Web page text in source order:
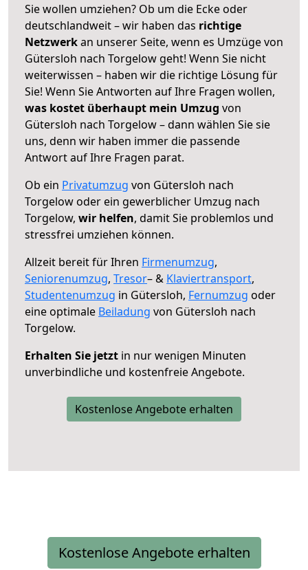
Sie wollen umziehen? Ob um die Ecke oder
deutschlandweit – wir haben das richtige
Netzwerkan unserer Seite, wenn es Umzüge von
Gütersloh nach Torgelow geht! Wenn Sie nicht
weiterwissen – haben wir die richtige Lösung für
Sie! Wenn Sie Antworten auf Ihre Fragen wollen,
was kostet überhaupt mein Umzug von
Gütersloh nach Torgelow – dann wählen Sie sie
uns, denn wir haben immer die passende
Antwort auf Ihre Fragen parat.
Ob ein Privatumzug von Gütersloh nach
Torgelow oder ein gewerblicher Umzug nach
Torgelow, wir helfen, damit Sie problemlos und
stressfrei umziehen können.
Allzeit bereit für Ihren Firmenumzug,
Seniorenumzug, Tresor– & Klaviertransport,
Studentenumzug in Gütersloh, Fernumzug oder
eine optimale Beiladung von Gütersloh nach
Torgelow.
Erhalten Sie jetzt in nur wenigen Minuten
unverbindliche und kostenfreie Angebote.
Kostenlose Angebote erhalten
Kostenlose Angebote erhalten